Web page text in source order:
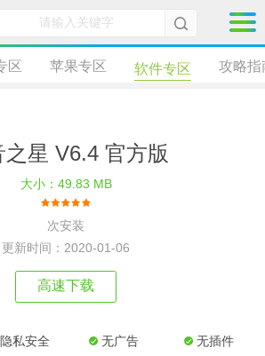
区 苹果专区 软件专区 攻略指
之星 V6.4 官方版
大小：49.83 MB
次安装
更新时间：2020-01-06
高速下载
隐私安全 无广告 无插件